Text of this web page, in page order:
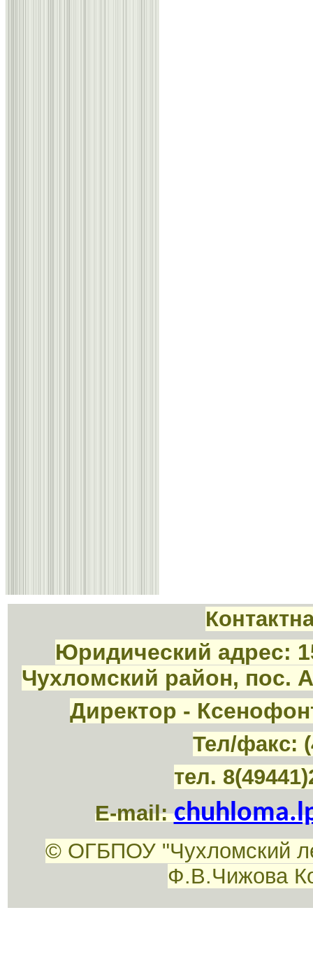
Юридический адрес:
Чухломский район, пос.
Директор -
Тел/факс:
тел.
E-mail:
© ОГБПОУ "Чухломский
Ф.В.Чижова